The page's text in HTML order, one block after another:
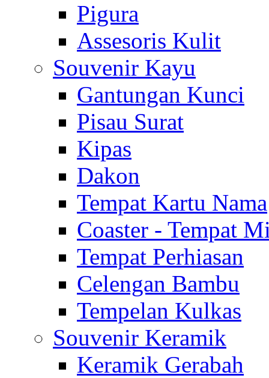
Pigura
Assesoris Kulit
Souvenir Kayu
Gantungan Kunci
Pisau Surat
Kipas
Dakon
Tempat Kartu Nama
Coaster - Tempat
Tempat Perhiasan
Celengan Bambu
Tempelan Kulkas
Souvenir Keramik
Keramik Gerabah